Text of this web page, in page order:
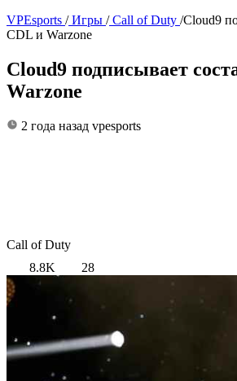
VPEsports / Игры / Call of Duty /Cloud9
CDL и Warzone
Cloud9 подписывает
Warzone
2 года назад vpesports
Call of Duty
8.8K
28